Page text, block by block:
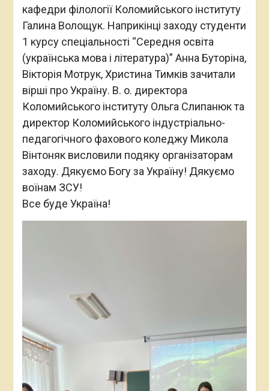
кафедри філології Коломийського інституту
Галина Волощук. Наприкінці заходу студенти
1 курсу спеціальності “Середня освіта
(українська мова і література)” Анна Буторіна,
Вікторія Мотрук, Христина Тимків зачитали
вірші про Україну. В. о. директора
Коломийського інституту Ольга Слипанюк та
директор Коломийського індустріально-
педагогічного фахового коледжу Микола
Вінтоняк висловили подяку організаторам
заходу. Дякуємо Богу за Україну! Дякуємо
воїнам ЗСУ!
Все буде Україна!